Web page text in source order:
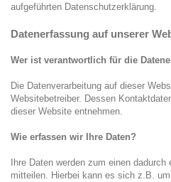
aufgeführten Datenschutzerklärung.
Datenerfassung auf unserer
Wer ist verantwortlich für die
Die Datenverarbeitung auf dieser
Websitebetreiber. Dessen
dieser Website entnehmen.
Wie erfassen wir Ihre Daten?
Ihre Daten werden zum einen
mitteilen. Hierbei kann es sich z.B.